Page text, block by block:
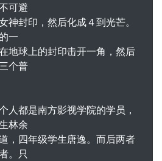
可避
神封印，然后化成４到光芒。
一
地球上的封印击开一角，然后
个普
都是南方影视学院的学员，
林余
，四年级学生唐逸。而后两者
。只